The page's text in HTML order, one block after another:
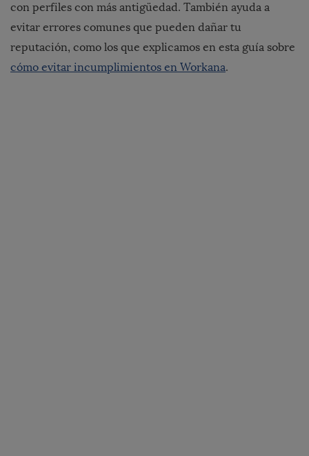
con perfiles con más antigüedad. También ayuda a
evitar errores comunes que pueden dañar tu
reputación, como los que explicamos en esta guía sobre
cómo evitar incumplimientos en Workana.